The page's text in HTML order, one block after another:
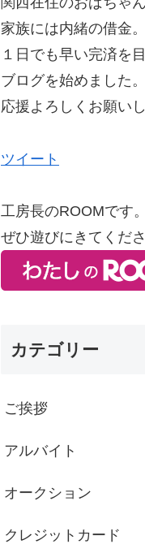
家族には内緒の借金。
１日でも早い完済を目
ブログを始めました。
応援よろしくお願いし
ツイート
工房長のROOMです。
ぜひ遊びにきてくださ
カテゴリー
ご挨拶
アルバイト
オークション
クレジットカード